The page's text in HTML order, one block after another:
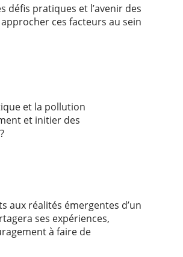
défis pratiques et l’avenir des
ces facteurs au sein
et la pollution
et initier des
aux réalités émergentes d’un
ses expériences,
à faire de